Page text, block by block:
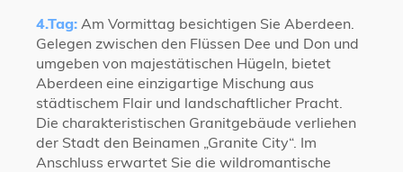
4.Tag: Am Vormittag besichtigen Sie Aberdeen.
Gelegen zwischen den Flüssen Dee und Don und
umgeben von majestätischen Hügeln, bietet
Aberdeen eine einzigartige Mischung aus
städtischem Flair und landschaftlicher Pracht.
Die charakteristischen Granitgebäude verliehen
der Stadt den Beinamen „Granite City“. Im
Anschluss erwartet Sie die wildromantische